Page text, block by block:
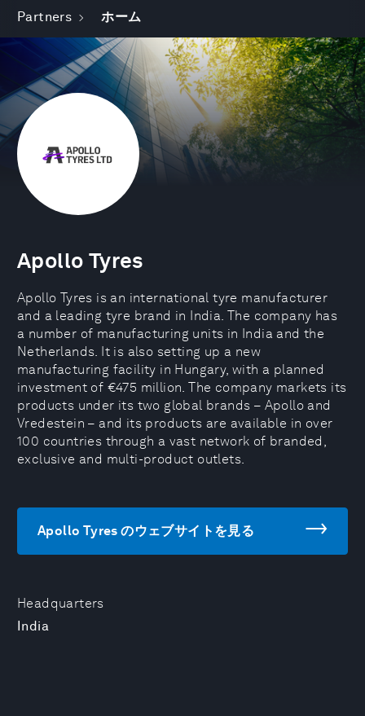
Partners ホーム
Headquarters
India
Apollo Tyres
Apollo Tyres is an international tyre manufacturer
and a leading tyre brand in India. The company has
a number of manufacturing units in India and the
Netherlands. It is also setting up a new
manufacturing facility in Hungary, with a planned
investment of €475 million. The company markets its
products under its two global brands – Apollo and
Vredestein – and its products are available in over
100 countries through a vast network of branded,
exclusive and multi-product outlets.
Apollo Tyres のウェブサイトを見る